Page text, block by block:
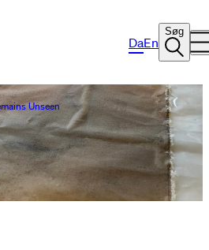
DaEn
Søg
Unseen